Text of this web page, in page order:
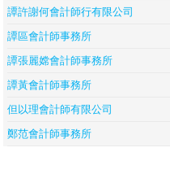
譚許謝何會計師行有限公司
譚區會計師事務所
譚張麗嫦會計師事務所
譚黃會計師事務所
但以理會計師有限公司
鄭范會計師事務所